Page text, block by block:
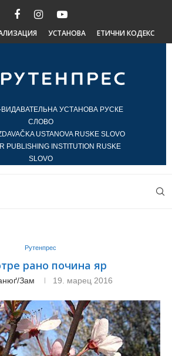
УСТАНОВА ЕТИЧНИ КОДЕКС
УСТАНОВА РУСКЕ
СЛОВО
USTANOVA RUSKE SLOVO
PUBLISHING INSTITUTION RUSKE
SLOVO
Рутенпрес
рано почина яр
зам 19. марец 2016